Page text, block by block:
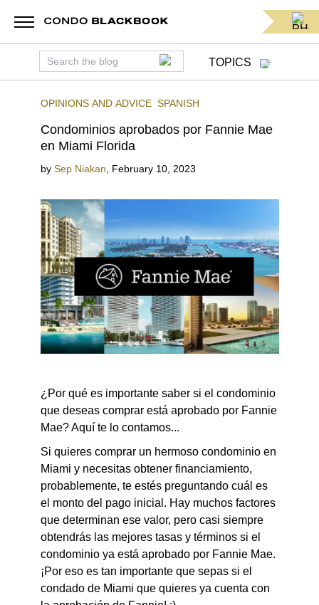
TOPICS
OPINIONS AND ADVICE SPANISH
Condominios aprobados por Fannie Mae
en Miami Florida
by Sep Niakan February 10, 2023
¿Por qué es importante saber si el condominio
que deseas comprar está aprobado por Fannie
Mae? Aquí te lo contamos...
Si quieres comprar un hermoso condominio en
Miami y necesitas obtener financiamiento,
probablemente, te estés preguntando cuál es
el monto del pago inicial. Hay muchos factores
que determinan ese valor, pero casi siempre
obtendrás las mejores tasas y términos si el
condominio ya está aprobado por Fannie Mae.
¡Por eso es tan importante que sepas si el
condado de Miami que quieres ya cuenta con